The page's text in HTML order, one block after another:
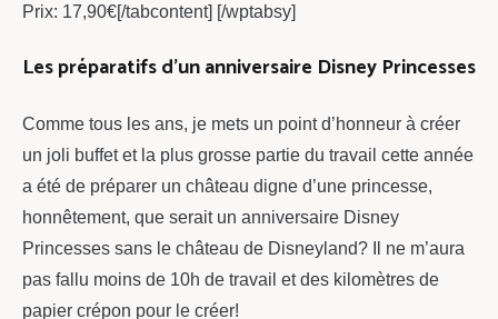
Prix: 17,90€[/tabcontent] [/wptabsy]
Les préparatifs d’un anniversaire Disney Princesses
Comme tous les ans, je mets un point d’honneur à créer
un joli buffet et la plus grosse partie du travail cette année
a été de préparer un château digne d’une princesse,
honnêtement, que serait un anniversaire Disney
Princesses sans le château de Disneyland? Il ne m’aura
pas fallu moins de 10h de travail et des kilomètres de
papier crépon pour le créer!